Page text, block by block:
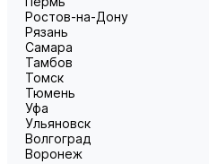
Ростов-на-Дону
Рязань
Самара
Тамбов
Томск
Тюмень
Уфа
Ульяновск
Волгоград
Воронеж